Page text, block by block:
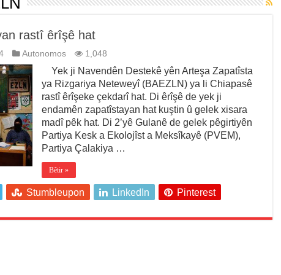
rastî êrîşê hat
Autonomos 1,048
Yek ji Navendên Destekê yên Arteşa Zapatîsta
ya Rizgariya Neteweyî (BAEZLN) ya li Chiapasê
rastî êrîşeke çekdarî hat. Di êrîşê de yek ji
endamên zapatîstayan hat kuştin û gelek xisara
madî pêk hat. Di 2’yê Gulanê de gelek pêgirtiyên
Partiya Kesk a Ekolojîst a Meksîkayê (PVEM),
Partiya Çalakiya …
Bêtir »
Stumbleupon LinkedIn Pinterest